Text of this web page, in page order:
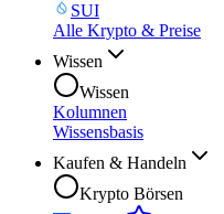
SUI
Alle Krypto & Preise
Wissen
Wissen
Kolumnen
Wissensbasis
Kaufen & Handeln
Krypto Börsen